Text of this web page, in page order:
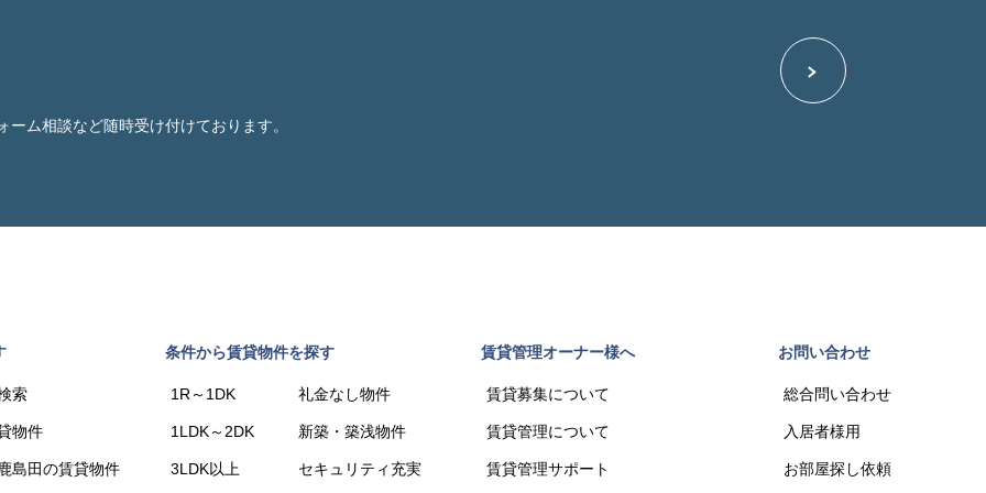
ム相談など随時受け付けております。
索
物件
島田の賃貸物件
条件から賃貸物件を探す
1R～1DK
1LDK～2DK
3LDK以上
礼金なし物件
新築・築浅物件
セキュリティ充実
賃貸管理オーナー様へ
賃貸募集について
賃貸管理について
賃貸管理サポート
お問い合わせ
総合問い合わせ
入居者様用
お部屋探し依頼